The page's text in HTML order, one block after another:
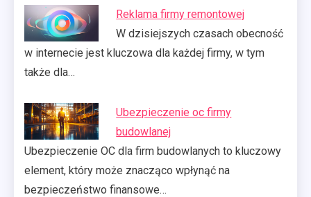
Reklama firmy remontowej
W dzisiejszych czasach obecność
w internecie jest kluczowa dla każdej firmy, w tym
także dla…
Ubezpieczenie oc firmy
budowlanej
Ubezpieczenie OC dla firm budowlanych to kluczowy
element, który może znacząco wpłynąć na
bezpieczeństwo finansowe…